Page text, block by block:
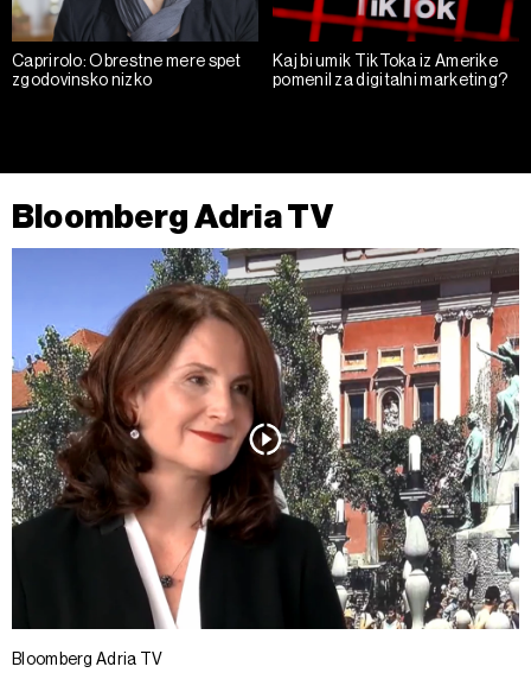
Caprirolo: Obrestne mere spet
zgodovinsko nizko
Kaj bi umik TikToka iz Amerike
pomenil za digitalni marketing?
Bloomberg Adria TV
Bloomberg Adria TV